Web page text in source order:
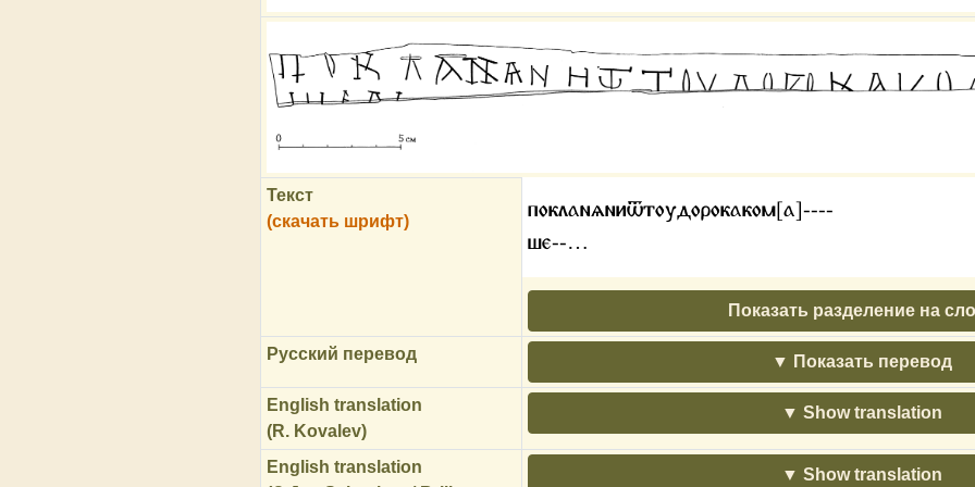
Текст
(скачать шрифт)
покланѧниѿтоудорокаком[а]----
ше--…
Показать разделение на
Русский перевод Показать перевод
English translation
(R. Kovalev)
Show translation
English translation
Show translation